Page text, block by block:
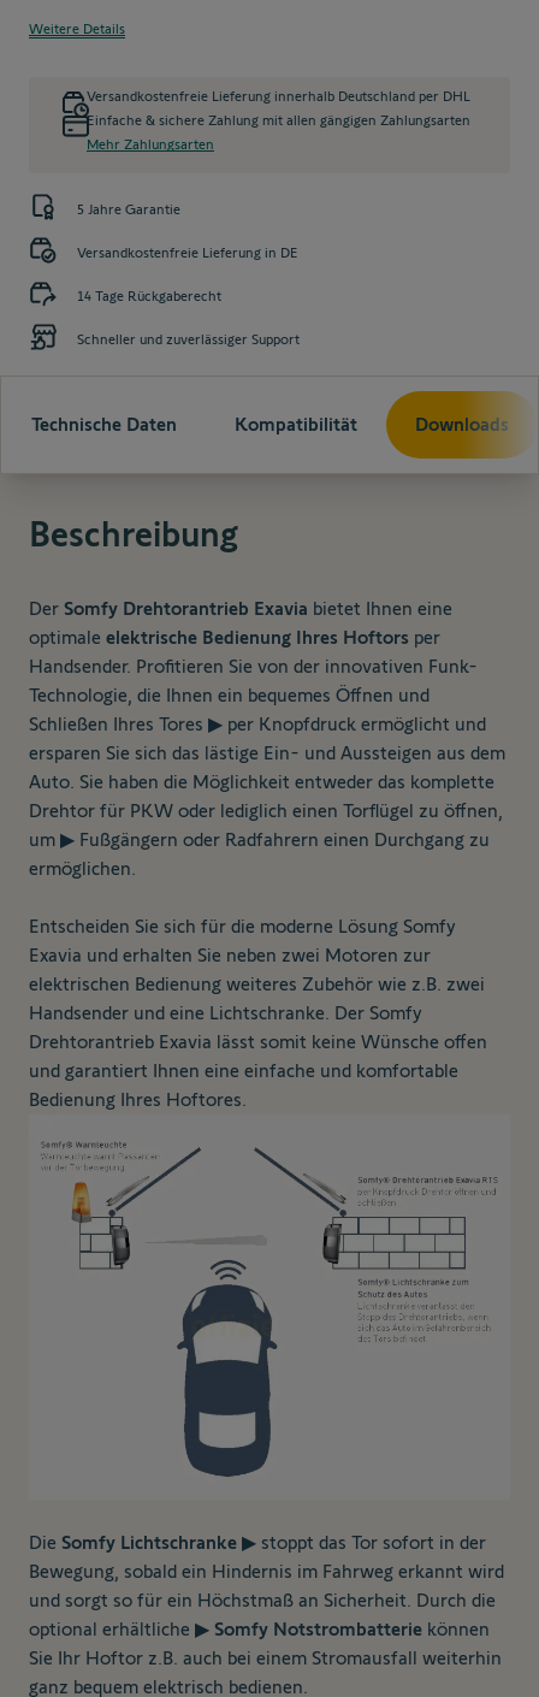
Weitere Details
Versandkostenfreie Lieferung innerhalb Deutschland per DHL
Einfache & sichere Zahlung mit allen gängigen Zahlungsarten
Mehr Zahlungsarten
5 Jahre Garantie
Versandkostenfreie Lieferung in DE
14 Tage Rückgaberecht
Schneller und zuverlässiger Support
Technische Daten Kompatibilität Downloads
Beschreibung
Der Somfy Drehtorantrieb Exavia bietet Ihnen eine
optimale elektrische Bedienung Ihres Hoftors per
Handsender. Profitieren Sie von der innovativen Funk-
Technologie, die Ihnen ein bequemes Öffnen und
Schließen Ihres Tores ▶ per Knopfdruck ermöglicht und
ersparen Sie sich das lästige Ein- und Aussteigen aus dem
Auto. Sie haben die Möglichkeit entweder das komplette
Drehtor für PKW oder lediglich einen Torflügel zu öffnen,
um ▶ Fußgängern oder Radfahrern einen Durchgang zu
ermöglichen.
Entscheiden Sie sich für die moderne Lösung Somfy
Exavia und erhalten Sie neben zwei Motoren zur
elektrischen Bedienung weiteres Zubehör wie z.B. zwei
Handsender und eine Lichtschranke. Der Somfy
Drehtorantrieb Exavia lässt somit keine Wünsche offen
und garantiert Ihnen eine einfache und komfortable
Bedienung Ihres Hoftores.
Die Somfy Lichtschranke ▶ stoppt das Tor sofort in der
Bewegung, sobald ein Hindernis im Fahrweg erkannt wird
und sorgt so für ein Höchstmaß an Sicherheit. Durch die
optional erhältliche ▶ Somfy Notstrombatterie können
Sie Ihr Hoftor z.B. auch bei einem Stromausfall weiterhin
ganz bequem elektrisch bedienen.